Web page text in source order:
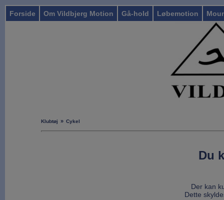
Forside Om Vildbjerg Motion Gå-hold Løbemotion
Klubtøj » Cykel
Du
Der kan
Dette